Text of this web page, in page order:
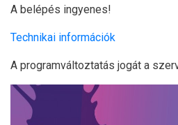
A belépés ingyenes!
Technikai információk
A programváltoztatás jogát a